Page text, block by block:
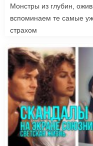
Монстры из глубин,
вспоминаем те самые
страхом